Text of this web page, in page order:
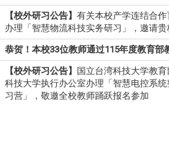
【校外研习公告】 有关本校产学连结合
办理「智慧物流科技实务研习」，邀请
恭贺！本校33位教师通过115年度教育部
【校外研习公告】
国立台湾科技大学教
科技大学执行办公室办理「智慧电控系
习营」，敬邀全校教师踊跃报名参加